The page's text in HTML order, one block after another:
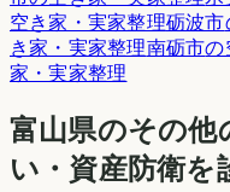
空き家・実家整理砺波市
き家・実家整理南砺市の
家・実家整理
富山県のその他
い・資産防衛を